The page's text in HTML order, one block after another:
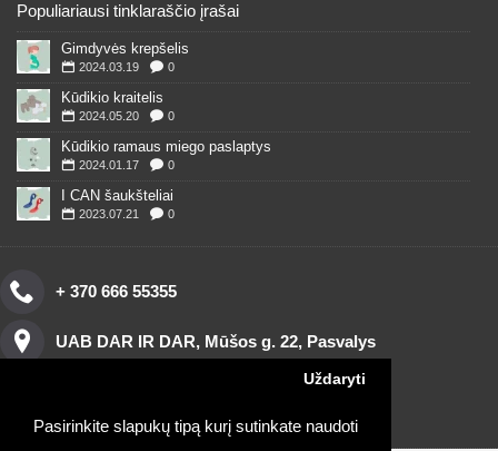
Pasirinkite slapukų tipą kurį sutinkate naudoti
Uždaryti
Populiariausi tinklaraščio įrašai
Gimdyvės krepšelis
2024.03.19 0
Kūdikio kraitelis
2024.05.20 0
Kūdikio ramaus miego paslaptys
2024.01.17 0
I CAN šaukšteliai
2023.07.21 0
+ 370 666 55355
UAB DAR IR DAR, Mūšos g. 22, Pasvalys